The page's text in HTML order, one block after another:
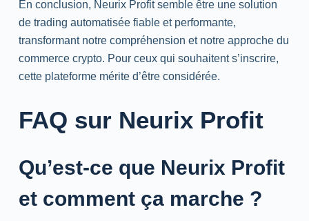
En conclusion, Neurix Profit semble être une solution
de trading automatisée fiable et performante,
transformant notre compréhension et notre approche du
commerce crypto. Pour ceux qui souhaitent s’inscrire,
cette plateforme mérite d’être considérée.
FAQ sur Neurix Profit
Qu’est-ce que Neurix Profit
et comment ça marche ?